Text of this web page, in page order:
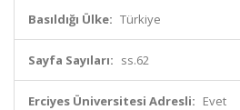
Basıldığı Ülke: Türkiye
Sayfa Sayıları: ss.62
Erciyes Üniversitesi Adresli: Evet